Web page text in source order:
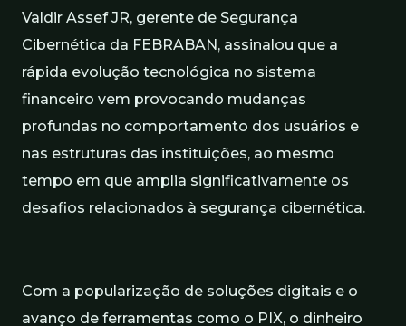
Valdir Assef JR, gerente de Segurança
Cibernética da FEBRABAN, assinalou que a
rápida evolução tecnológica no sistema
financeiro vem provocando mudanças
profundas no comportamento dos usuários e
nas estruturas das instituições, ao mesmo
tempo em que amplia significativamente os
desafios relacionados à segurança cibernética.
Com a popularização de soluções digitais e o
avanço de ferramentas como o PIX, o dinheiro